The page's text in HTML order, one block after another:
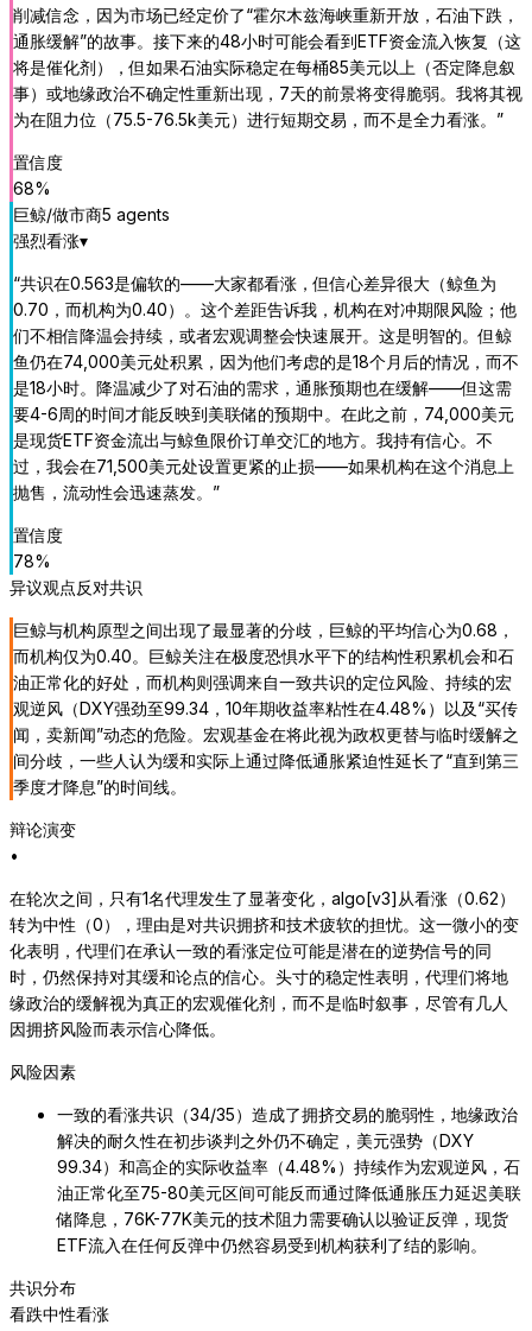
削减信念，因为市场已经定价了“霍尔木兹海峡重新开放，石油下跌，
通胀缓解”的故事。接下来的48小时可能会看到ETF资金流入恢复（这
将是催化剂），但如果石油实际稳定在每桶85美元以上（否定降息叙
事）或地缘政治不确定性重新出现，7天的前景将变得脆弱。我将其视
为在阻力位（75.5-76.5k美元）进行短期交易，而不是全力看涨。 ”
置信度
68%
巨鲸/做市商5 agents
强烈看涨▾
“共识在0.563是偏软的——大家都看涨，但信心差异很大（鲸鱼为
0.70，而机构为0.40）。这个差距告诉我，机构在对冲期限风险；他
们不相信降温会持续，或者宏观调整会快速展开。这是明智的。但鲸
鱼仍在74,000美元处积累，因为他们考虑的是18个月后的情况，而不
是18小时。降温减少了对石油的需求，通胀预期也在缓解——但这需
要4-6周的时间才能反映到美联储的预期中。在此之前，74,000美元
是现货ETF资金流出与鲸鱼限价订单交汇的地方。我持有信心。不
过，我会在71,500美元处设置更紧的止损——如果机构在这个消息上
抛售，流动性会迅速蒸发。 ”
置信度
78%
异议观点反对共识
巨鲸与机构原型之间出现了最显著的分歧，巨鲸的平均信心为0.68，
而机构仅为0.40。巨鲸关注在极度恐惧水平下的结构性积累机会和石
油正常化的好处，而机构则强调来自一致共识的定位风险、持续的宏
观逆风（DXY强劲至99.34，10年期收益率粘性在4.48%）以及“买传
闻，卖新闻”动态的危险。宏观基金在将此视为政权更替与临时缓解之
间分歧，一些人认为缓和实际上通过降低通胀紧迫性延长了“直到第三
季度才降息”的时间线。
辩论演变
•
在轮次之间，只有1名代理发生了显著变化，algo[v3]从看涨（0.62）
转为中性（0），理由是对共识拥挤和技术疲软的担忧。这一微小的变
化表明，代理们在承认一致的看涨定位可能是潜在的逆势信号的同
时，仍然保持对其缓和论点的信心。头寸的稳定性表明，代理们将地
缘政治的缓解视为真正的宏观催化剂，而不是临时叙事，尽管有几人
因拥挤风险而表示信心降低。
风险因素
一致的看涨共识（34/35）造成了拥挤交易的脆弱性，地缘政治
解决的耐久性在初步谈判之外仍不确定，美元强势（DXY
99.34）和高企的实际收益率（4.48%）持续作为宏观逆风，石
油正常化至75-80美元区间可能反而通过降低通胀压力延迟美联
储降息，76K-77K美元的技术阻力需要确认以验证反弹，现货
ETF流入在任何反弹中仍然容易受到机构获利了结的影响。
共识分布
看跌中性看涨